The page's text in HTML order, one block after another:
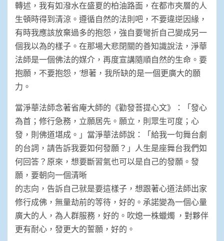
轉述，我有如潑水在盛夏的柏油路面，在都市夾層的人
生頓時得到清涼。遵循自然的法則吧，不要違逆因緣，
有時我應該放棄過多的抱怨，強自要彎折自己變成另一
個我以為的樣子。在那場大悲閉關的善知識說法，淨華
法師是一個佛法的媒介，再度宣講隨順自然的生命。要
抱願，不要抱怨，’想著，我所缺的是一個更廣大的願
力。
當淨華法師念著省庵大師的《勸發菩提心文》：「發心
為首；修行急務，立願居先。願立，則眾生可度；心
發，則佛道堪成。」當淨華法師說：「給我一句舞台劇
的台詞，請告訴我要如何發願？」人生是座舞台我們如
何回答？原來，想要斷習氣也可以是自己的發願。發
願，要朝向一個清晰
的志向，告訴自己就是要這樣子，想跟著心道法師出家
修行成佛，無量劫前的等待，好的。承諾變為一個心量
廣大的人，為人群服務，好的。吹熄一株蠟燭 ，對夥伴
更有耐心，發更大的誓願，好的。